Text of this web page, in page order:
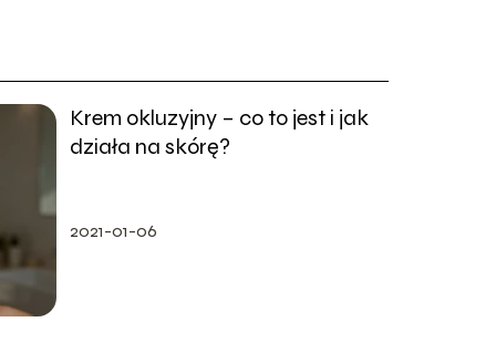
Krem okluzyjny – co to jest i jak
działa na skórę?
2021-01-06